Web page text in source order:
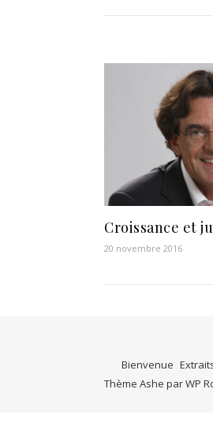
Croissance et
20 novembre 2016
Bienvenue
Thème Ashe parWP